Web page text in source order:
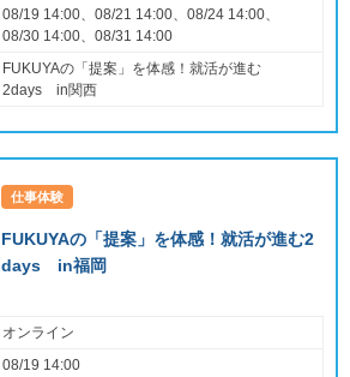
08/19 14:00、08/21 14:00、08/24 14:00、
08/30 14:00、08/31 14:00
FUKUYAの「提案」を体感！就活が進む
2days in関西
仕事体験
FUKUYAの「提案」を体感！就活が進む2
days in福岡
オンライン
08/19 14:00